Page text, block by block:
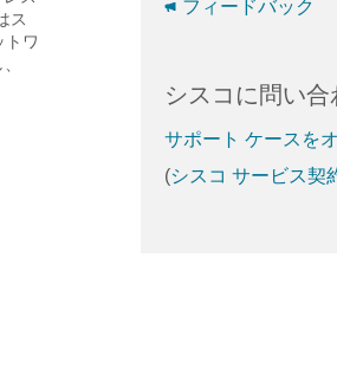
ス
トワ
フィードバック
シスコに問い合
サポート ケースを
(シスコ サービス契